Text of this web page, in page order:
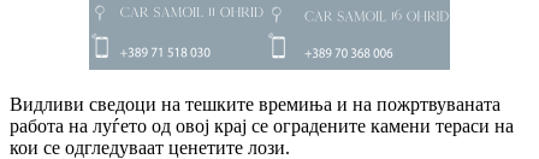
Видливи сведоци на тешките времиња и на пожртвуваната
работа на луѓето од овој крај се оградените камени тераси на
кои се одгледуваат ценетите лози.